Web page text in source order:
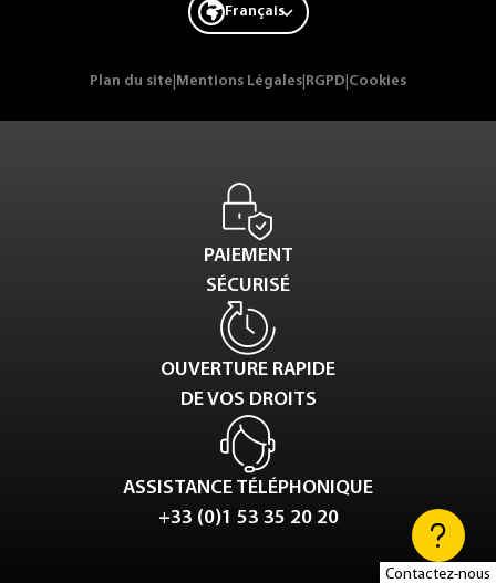
Contactez-nous
Français
Plan du site Mentions Légales RGPD Cookies
PAIEMENT
SÉCURISÉ
OUVERTURE RAPIDE
DE VOS DROITS
ASSISTANCE TÉLÉPHONIQUE
+33 (0)1 53 35 20 20